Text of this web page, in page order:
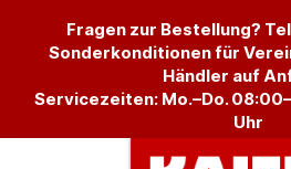
Fragen zur Bestellung?
Sonderkonditionen für
Händler auf
Servicezeiten: Mo.–Do.
Uhr